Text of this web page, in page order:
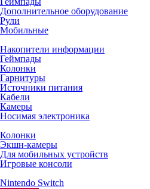
Дополнительное оборудование
Рули
Мобильные
Накопители информации
Геймпады
Колонки
Гарнитуры
Источники питания
Кабели
Камеры
Носимая электроника
Колонки
Экшн-камеры
Для мобильных устройств
Игровые консоли
Nintendo Switch